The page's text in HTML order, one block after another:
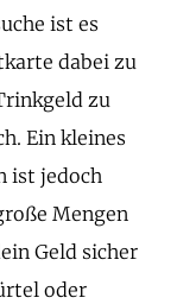
ist es
dabei zu
zu
Ein kleines
ist jedoch
Mengen
Geld sicher
oder